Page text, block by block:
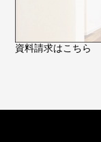
資料請求はこちら